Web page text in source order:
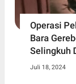
Operasi
Bara
Selingkuh
Juli 18, 2024